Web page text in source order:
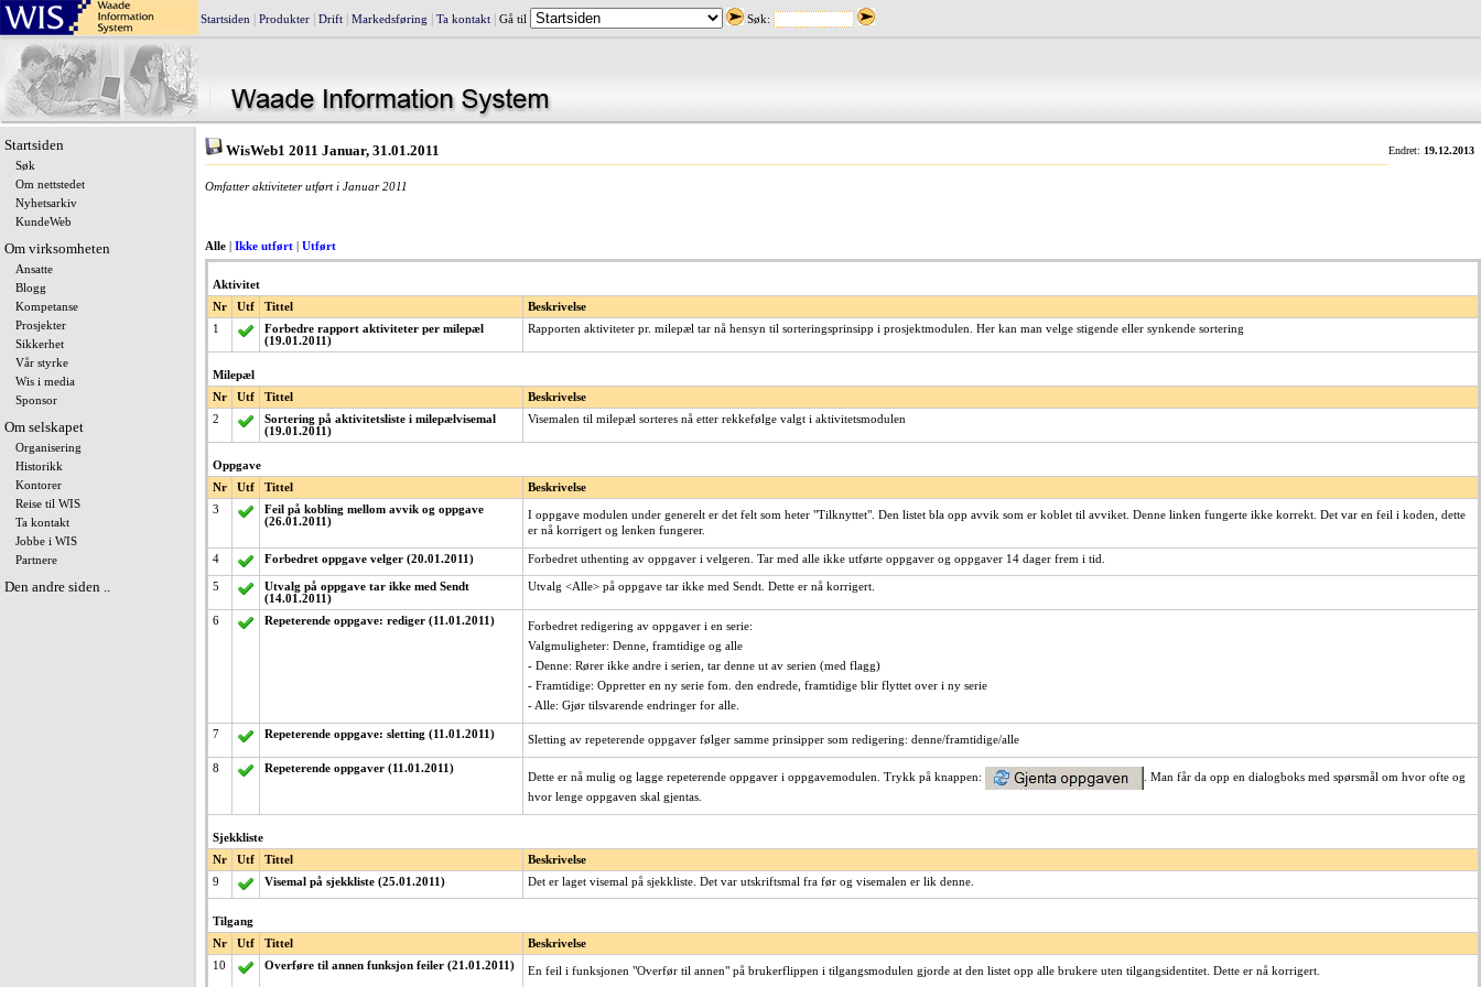
Startsiden Produkter Drift Markedsføring Ta kontakt Gå til Søk:
Startsiden
Søk
Om nettstedet
Nyhetsarkiv
KundeWeb
Om virksomheten
Ansatte
Blogg
Kompetanse
Prosjekter
Sikkerhet
Vår styrke
Wis i media
Sponsor
Om selskapet
Organisering
Historikk
Kontorer
Reise til WIS
Ta kontakt
Jobbe i WIS
Partnere
Den andre siden ..
WisWeb1 2011 Januar, 31.01.2011 Endret: 19.12.2013
Omfatter aktiviteter utført i Januar 2011
Alle Ikke utført Utført
Aktivitet
Nr
Utf Tittel
Beskrivelse
1
Forbedre rapport aktiviteter per milepæl
(19.01.2011)
Rapporten aktiviteter pr. milepæl tar nå hensyn til sorteringsprinsipp i prosjektmodulen. Her kan man velge stigende eller synkende sortering
Milepæl
Nr
Utf Tittel
Beskrivelse
2
Sortering på aktivitetsliste i milepælvisemal
(19.01.2011)
Visemalen til milepæl sorteres nå etter rekkefølge valgt i aktivitetsmodulen
Oppgave
Nr
Utf Tittel
Beskrivelse
3
Feil på kobling mellom avvik og oppgave
(26.01.2011)
I oppgave modulen under generelt er det felt som heter "Tilknyttet". Den listet bla opp avvik som er koblet til avviket. Denne linken fungerte ikke korrekt. Det var en feil i koden, dette
er nå korrigert og lenken fungerer.
4 Forbedret oppgave velger (20.01.2011) Forbedret uthenting av oppgaver i velgeren. Tar med alle ikke utførte oppgaver og oppgaver 14 dager frem i tid.
5 Utvalg på oppgave tar ikke med Sendt
(14.01.2011)
Utvalg <Alle> på oppgave tar ikke med Sendt. Dette er nå korrigert.
6 Repeterende oppgave: rediger (11.01.2011)
Forbedret redigering av oppgaver i en serie:
Valgmuligheter: Denne, framtidige og alle
- Denne: Rører ikke andre i serien, tar denne ut av serien (med flagg)
- Framtidige: Oppretter en ny serie fom. den endrede, framtidige blir flyttet over i ny serie
- Alle: Gjør tilsvarende endringer for alle.
7 Repeterende oppgave: sletting (11.01.2011) Sletting av repeterende oppgaver følger samme prinsipper som redigering: denne/framtidige/alle
8 Repeterende oppgaver (11.01.2011)
Dette er nå mulig og lagge repeterende oppgaver i oppgavemodulen. Trykk på knappen:
. Man får da opp en dialogboks med spørsmål om hvor ofte og
hvor lenge oppgaven skal gjentas.
Sjekkliste
Nr
Utf Tittel
Beskrivelse
9
Visemal på sjekkliste (25.01.2011) Det er laget visemal på sjekkliste. Det var utskriftsmal fra før og visemalen er lik denne.
Tilgang
Nr
Utf Tittel
Beskrivelse
10
Overføre til annen funksjon feiler (21.01.2011) En feil i funksjonen "Overfør til annen" på brukerflippen i tilgangsmodulen gjorde at den listet opp alle brukere uten tilgangsidentitet. Dette er nå korrigert.